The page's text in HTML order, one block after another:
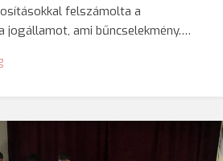
felszámolta a
jogállamot, ami bűncselekmény.…